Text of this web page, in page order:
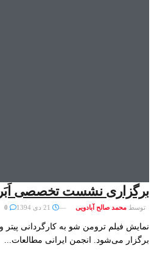
برگزاری نشست تخصصی
توسط محمد صالح آبادویی
نمایش فیلم ترومن شو به کارگردانی
برگزار می‌شود. انجمن ایرانی مطالعات...